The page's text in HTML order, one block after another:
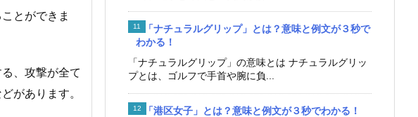
とができま
、攻撃が全て
があります。
「ナチュラルグリップ」とは？意味と例文が３秒で
わかる！
「ナチュラルグリップ」の意味とは ナチュラルグリッ
プとは、ゴルフで手首や腕に負...
「港区女子」とは？意味と例文が３秒でわかる！